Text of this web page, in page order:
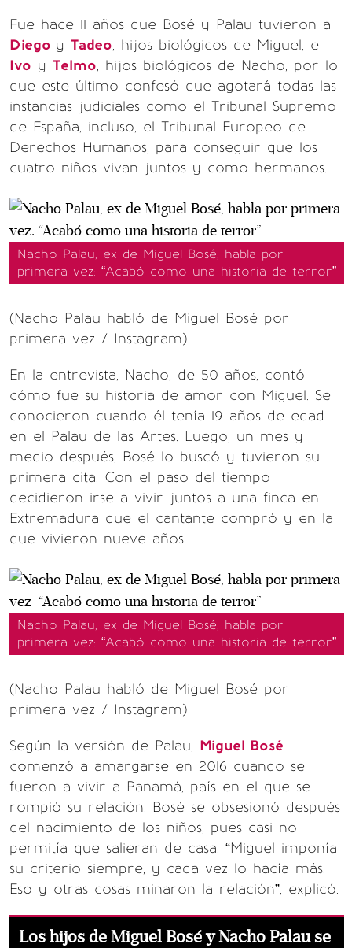
Fue hace 11 años que Bosé y Palau tuvieron a
Diego y Tadeo, hijos biológicos de Miguel, e
Ivo y Telmo, hijos biológicos de Nacho, por lo
que este último confesó que agotará todas las
instancias judiciales como el Tribunal Supremo
de España, incluso, el Tribunal Europeo de
Derechos Humanos, para conseguir que los
cuatro niños vivan juntos y como hermanos.
Nacho Palau, ex de Miguel Bosé, habla por
primera vez: “Acabó como una historia de terror”
(Nacho Palau habló de Miguel Bosé por
primera vez / Instagram)
En la entrevista, Nacho, de 50 años, contó
cómo fue su historia de amor con Miguel. Se
conocieron cuando él tenía 19 años de edad
en el Palau de las Artes. Luego, un mes y
medio después, Bosé lo buscó y tuvieron su
primera cita. Con el paso del tiempo
decidieron irse a vivir juntos a una finca en
Extremadura que el cantante compró y en la
que vivieron nueve años.
Nacho Palau, ex de Miguel Bosé, habla por
primera vez: “Acabó como una historia de terror”
(Nacho Palau habló de Miguel Bosé por
primera vez / Instagram)
Según la versión de Palau, Miguel Bosé
comenzó a amargarse en 2016 cuando se
fueron a vivir a Panamá, país en el que se
rompió su relación. Bosé se obsesionó después
del nacimiento de los niños, pues casi no
permitía que salieran de casa. “Miguel imponía
su criterio siempre, y cada vez lo hacía más.
Eso y otras cosas minaron la relación”, explicó.
Los hijos de Miguel Bosé y Nacho Palau se